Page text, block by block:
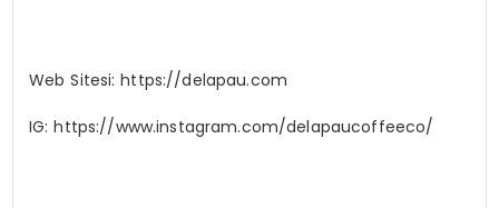
Web Sitesi: https://delapau.com
IG: https://www.instagram.com/delapaucoffeeco/